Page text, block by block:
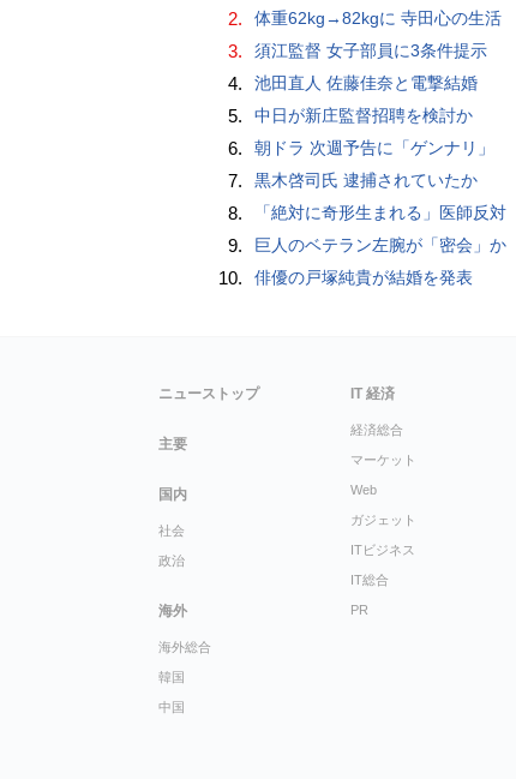
2. 体重62kg→82kgに 寺田心の生活
3. 須江監督 女子部員に3条件提示
4. 池田直人 佐藤佳奈と電撃結婚
5. 中日が新庄監督招聘を検討か
6. 朝ドラ 次週予告に「ゲンナリ」
7. 黒木啓司氏 逮捕されていたか
8. 「絶対に奇形生まれる」医師反対
9. 巨人のベテラン左腕が「密会」か
10. 俳優の戸塚純貴が結婚を発表
ニューストップ
主要
国内
社会
政治
海外
海外総合
韓国
中国
IT 経済
経済総合
マーケット
Web
ガジェット
ITビジネス
IT総合
PR